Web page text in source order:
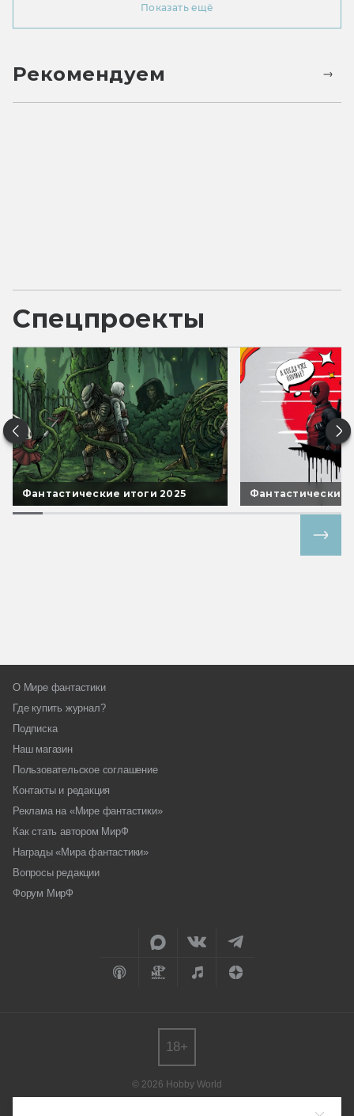
Показать ещё
Рекомендуем
Спецпроекты
Фантастические итоги 2025 Фантастические
О Мире фантастики
Где купить журнал?
Подписка
Наш магазин
Пользовательское соглашение
Контакты и редакция
Реклама на «Мире фантастики»
Как стать автором МирФ
Награды «Мира фантастики»
Вопросы редакции
Форум МирФ
© 2026 Hobby World
18+